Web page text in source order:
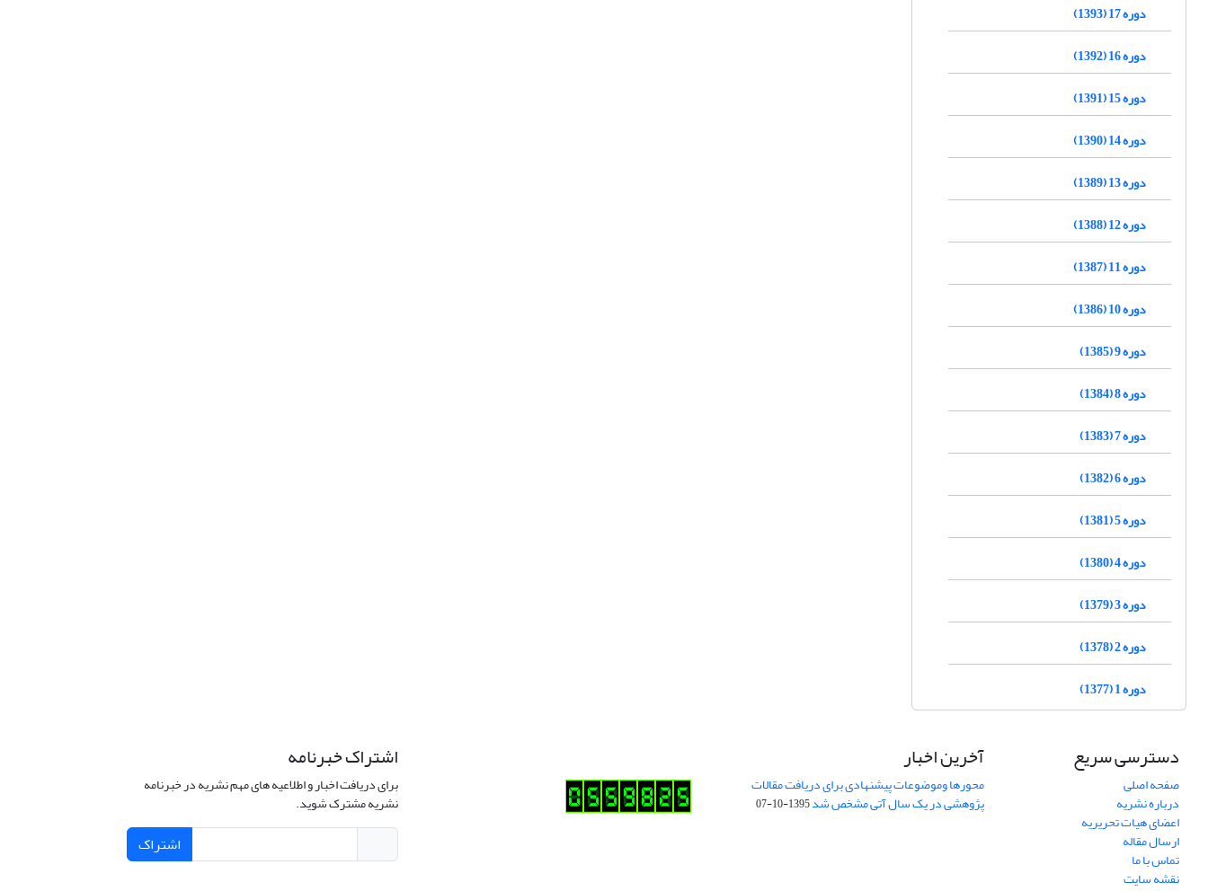
دوره 17 (1393)
دوره 16 (1392)
دوره 15 (1391)
دوره 14 (1390)
دوره 13 (1389)
دوره 12 (1388)
دوره 11 (1387)
دوره 10 (1386)
دوره 9 (1385)
دوره 8 (1384)
دوره 7 (1383)
دوره 6 (1382)
دوره 5 (1381)
دوره 4 (1380)
دوره 3 (1379)
دوره 2 (1378)
دوره 1 (1377)
دسترسی سریع
صفحه اصلی
درباره نشریه
اعضای هیات تحریریه
ارسال مقاله
تماس با ما
نقشه سایت
آخرین اخبار
محورها وموضوعات پیشنهادی برای دریافت مقالات
پژوهشی در یک سال آتی مشخص شد1395-10-07
اشتراک خبرنامه
برای دریافت اخبار و اطلاعیه های مهم نشریه در خبرنامه
نشریه مشترک شوید.
اشتراک